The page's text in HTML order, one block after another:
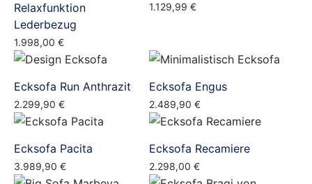
Relaxfunktion
Lederbezug
1.998,00 €
1.129,99 €
Ecksofa Run Anthrazit
2.299,90 €
Ecksofa Engus
2.489,90 €
Ecksofa Pacita
3.989,90 €
Ecksofa Recamiere
2.298,00 €